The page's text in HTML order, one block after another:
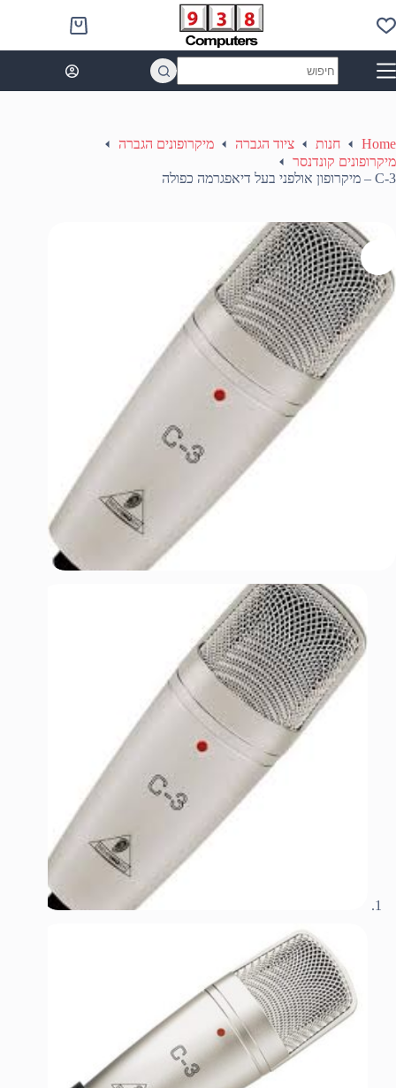
to
content
Shopping
cart
results
Home חנות ציוד הגברה
מיקרופונים הגברה
מיקרופונים קונדנסר
C-3 – מיקרופון אולפני בעל דיאפגרמה כפולה